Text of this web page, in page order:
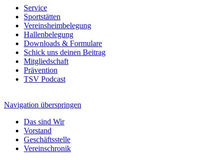
Service
Sportstätten
Vereinsheimbelegung
Hallenbelegung
Downloads & Formulare
Schick uns deinen Beitrag
Mitgliedschaft
Prävention
TSV Podcast
Navigation überspringen
Das sind Wir
Vorstand
Geschäftsstelle
Vereinschronik